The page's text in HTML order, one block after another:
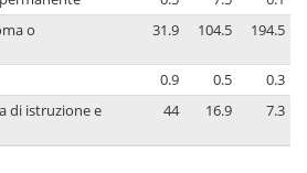
o
31.9 104.5 194.5
0.9 0.5
0.3
di istruzione e
44 16.9 7.3